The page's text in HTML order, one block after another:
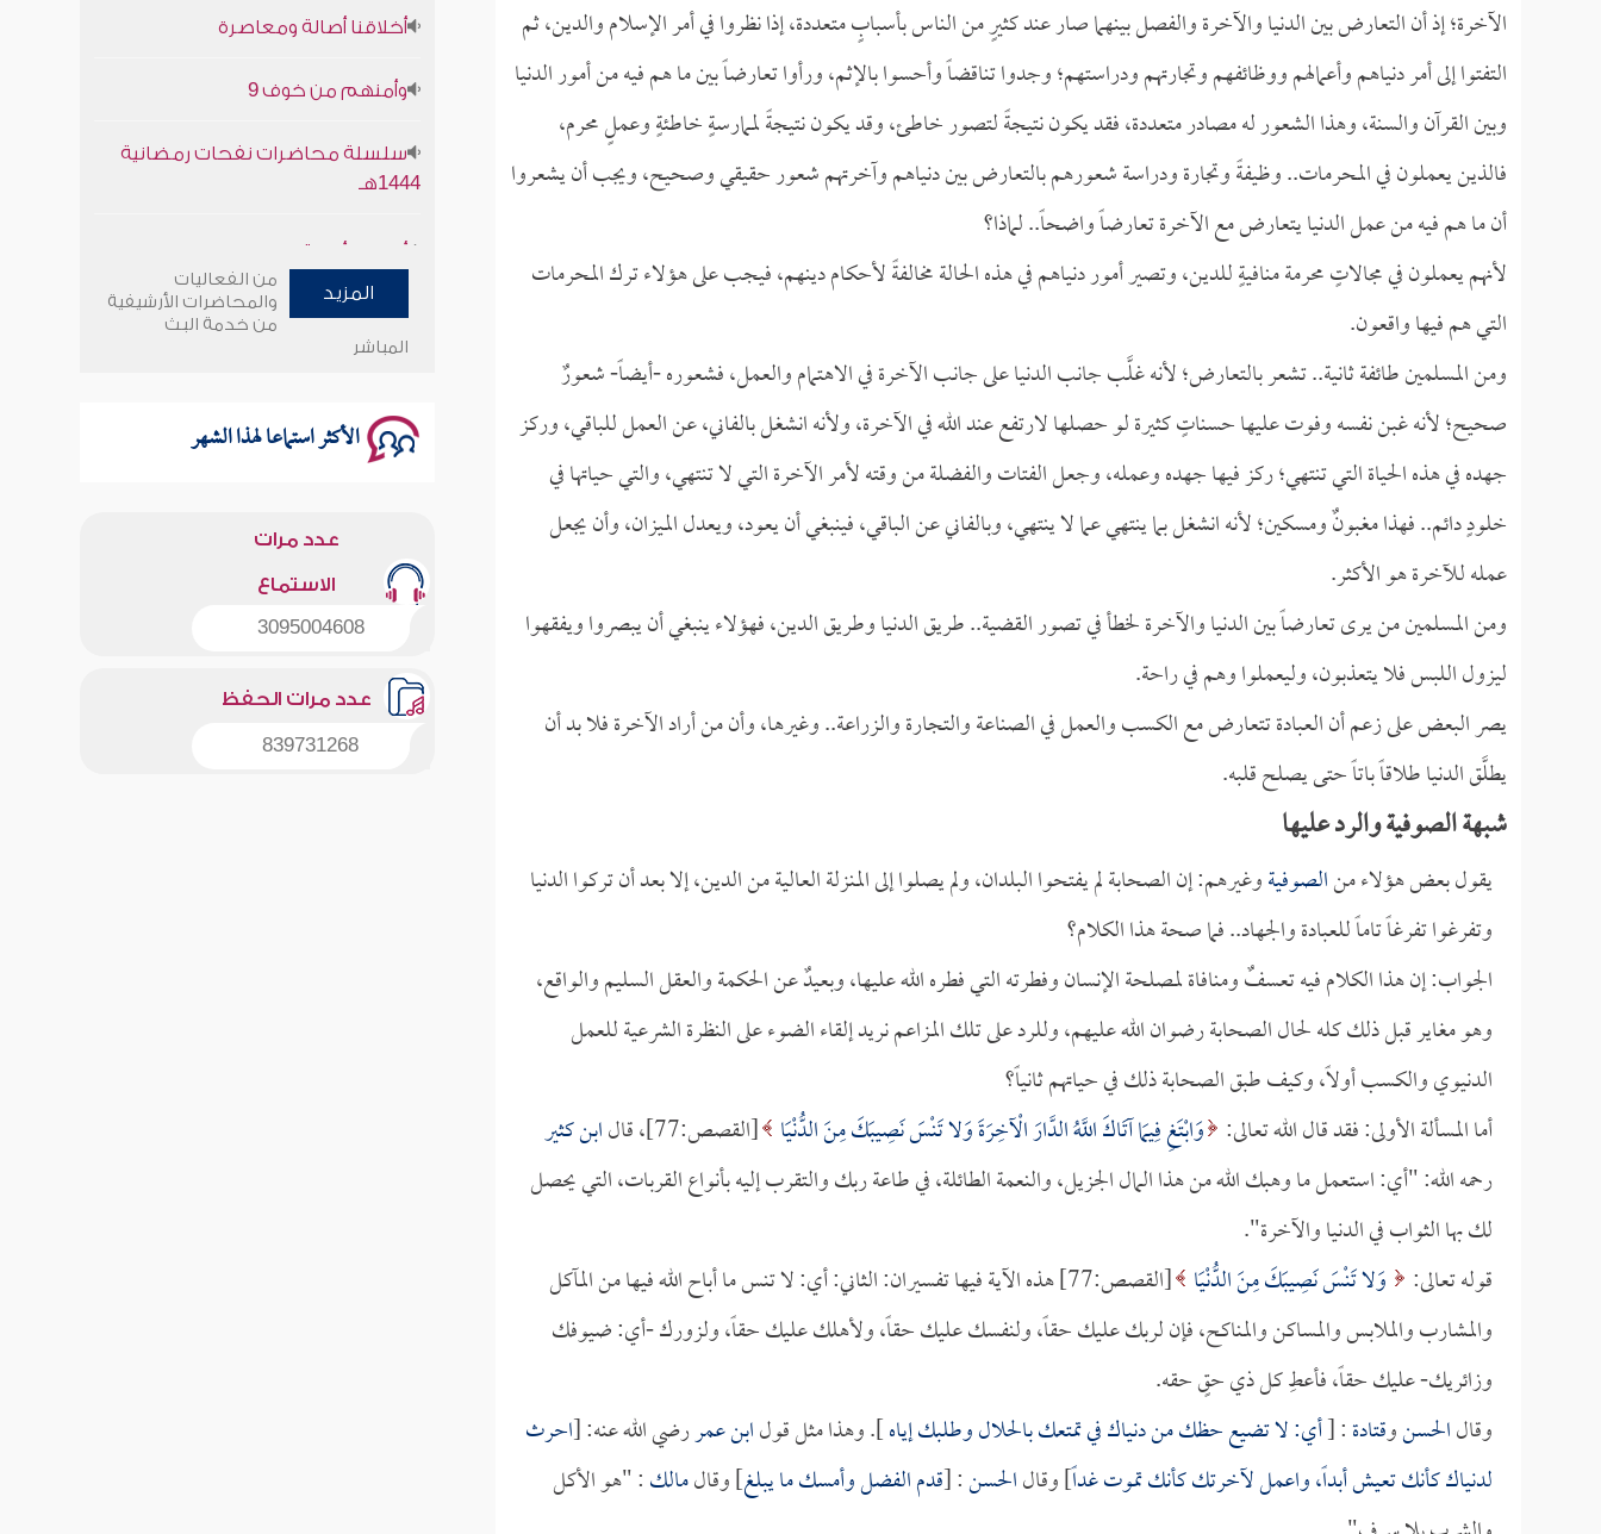
الآخرة؛ إذ أن التعارض بين الدنيا والآخرة والفصل بينهما صار عند كثيرٍ من الناس بأسبابٍ متعددة، إذا نظروا في أمر الإسلام والدين، ثم
التفتوا إلى أمر دنياهم وأعمالهم ووظائفهم وتجارتهم ودراستهم؛ وجدوا تناقضاً وأحسوا بالإثم، ورأوا تعارضاً بين ما هم فيه من أمور الدنيا
وبين القرآن والسنة، وهذا الشعور له مصادر متعددة، فقد يكون نتيجةً لتصور خاطئ، وقد يكون نتيجةً لممارسةٍ خاطئةٍ وعملٍ محرم،
فالذين يعملون في المحرمات.. وظيفةً وتجارة ودراسة شعورهم بالتعارض بين دنياهم وآخرتهم شعور حقيقي وصحيح، ويجب أن يشعروا
أن ما هم فيه من عمل الدنيا يتعارض مع الآخرة تعارضاً واضحاً.. لماذا؟
لأنهم يعملون في مجالاتٍ محرمة منافيةٍ للدين، وتصير أمور دنياهم في هذه الحالة مخالفةً لأحكام دينهم، فيجب على هؤلاء ترك المحرمات
التي هم فيها واقعون.
ومن المسلمين طائفة ثانية.. تشعر بالتعارض؛ لأنه غلَّب جانب الدنيا على جانب الآخرة في الاهتمام والعمل، فشعوره -أيضاً- شعورٌ
صحيح؛ لأنه غبن نفسه وفوت عليها حسناتٍ كثيرة لو حصلها لارتفع عند الله في الآخرة، ولأنه انشغل بالفاني، عن العمل للباقي، وركز
جهده في هذه الحياة التي تنتهي؛ ركز فيها جهده وعمله، وجعل الفتات والفضلة من وقته لأمر الآخرة التي لا تنتهي، والتي حياتها في
خلودٍ دائم.. فهذا مغبونٌ ومسكين؛ لأنه انشغل بما ينتهي عما لا ينتهي، وبالفاني عن الباقي، فينبغي أن يعود، ويعدل الميزان، وأن يجعل
عمله للآخرة هو الأكثر.
ومن المسلمين من يرى تعارضاً بين الدنيا والآخرة لخطأ في تصور القضية.. طريق الدنيا وطريق الدين، فهؤلاء ينبغي أن يبصروا ويفقهوا
ليزول اللبس فلا يتعذبون، وليعملوا وهم في راحة.
يصر البعض على زعم أن العبادة تتعارض مع الكسب والعمل في الصناعة والتجارة والزراعة.. وغيرها، وأن من أراد الآخرة فلا بد أن
يطلَّق الدنيا طلاقاً باتاً حتى يصلح قلبه.
شبهة الصوفية والرد عليها
يقول بعض هؤلاء منالصوفيةوغيرهم: إن الصحابة لم يفتحوا البلدان، ولم يصلوا إلى المنزلة العالية من الدين، إلا بعد أن تركوا الدنيا
وتفرغوا تفرغاً تاماً للعبادة والجهاد.. فما صحة هذا الكلام؟
الجواب: إن هذا الكلام فيه تعسفٌ ومنافاة لمصلحة الإنسان وفطرته التي فطره الله عليها، وبعيدٌ عن الحكمة والعقل السليم والواقع،
وهو مغاير قبل ذلك كله لحال الصحابة رضوان الله عليهم، وللرد على تلك المزاعم نريد إلقاء الضوء على النظرة الشرعية للعمل
الدنيوي والكسب أولاً، وكيف طبق الصحابة ذلك في حياتهم ثانياً؟
أما المسألة الأولى: فقد قال الله تعالى: وَابْتَغِ فِيمَا آتَاكَ اللَّهُ الدَّارَ الْآخِرَةَ وَلا تَنْسَ نَصِيبَكَ مِنَ الدُّنْيَا [القصص:77]، قال
ابن كثير
رحمه الله: "أي: استعمل ما وهبك الله من هذا المال الجزيل، والنعمة الطائلة، في طاعة ربك والتقرب إليه بأنواع القربات، التي يحصل
لك بها الثواب في الدنيا والآخرة".
قوله تعالى:
وَلا تَنْسَ نَصِيبَكَ مِنَ الدُّنْيَا
[القصص:77] هذه الآية فيها تفسيران: الثاني: أي: لا تنس ما أباح الله فيها من المآكل
والمشارب والملابس والمساكن والمناكح، فإن لربك عليك حقاً، ولنفسك عليك حقاً، ولأهلك عليك حقاً، ولزورك -أي: ضيوفك
وزائريك- عليك حقاً، فأعطِ كل ذي حقٍ حقه.
وقالالحسنوقتادة: [أي: لا تضيع حظك من دنياك في تمتعك بالحلال وطلبك إياه]. وهذا مثل قولابن عمررضي الله عنه: [احرث
لدنياك كأنك تعيش أبداً، واعمل لآخرتك كأنك تموت غداً] وقالالحسن: [قدم الفضل وأمسك ما يبلغ] وقالمالك: "هو الأكل
1444هـ
وأمنهم من خوف 9
سلسلة محاضرات نفحات رمضانية
المزيد
من الفعاليات
والمحاضرات الأرشيفية
من خدمة البث
المباشر
الأكثر استماعا لهذا الشهر
عدد مرات
الاستماع
3095004608
عدد مرات الحفظ
839731268